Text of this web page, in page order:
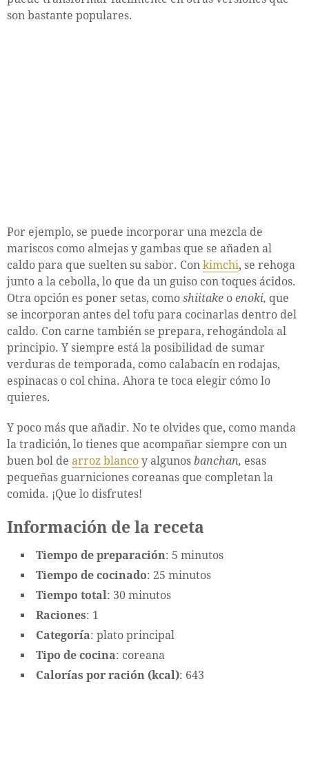
son bastante populares.
Por ejemplo, se puede incorporar una mezcla de
mariscos como almejas y gambas que se añaden al
caldo para que suelten su sabor. Con kimchi, se rehoga
junto a la cebolla, lo que da un guiso con toques ácidos.
Otra opción es poner setas, como shiitake o enoki, que
se incorporan antes del tofu para cocinarlas dentro del
caldo. Con carne también se prepara, rehogándola al
principio. Y siempre está la posibilidad de sumar
verduras de temporada, como calabacín en rodajas,
espinacas o col china. Ahora te toca elegir cómo lo
quieres.
Y poco más que añadir. No te olvides que, como manda
la tradición, lo tienes que acompañar siempre con un
buen bol de arroz blanco y algunos banchan, esas
pequeñas guarniciones coreanas que completan la
comida. ¡Que lo disfrutes!
Información de la receta
Tiempo de preparación: 5 minutos
Tiempo de cocinado: 25 minutos
Tiempo total : 30 minutos
Raciones: 1
Categoría: plato principal
Tipo de cocina: coreana
Calorías por ración (kcal): 643